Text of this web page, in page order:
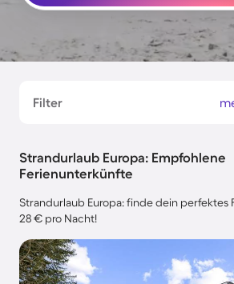
Filter
Strandurlaub Europa: Empfohlene
Ferienunterkünfte
Strandurlaub Europa: finde dein perfektes
28 € pro Nacht!